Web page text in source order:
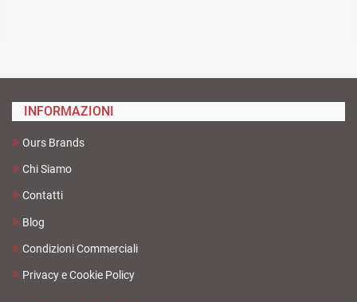
INFORMAZIONI
Ours Brands
Chi Siamo
Contatti
Blog
Condizioni Commerciali
Privacy e Cookie Policy